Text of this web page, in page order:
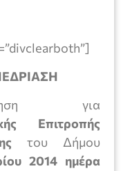
για
Επιτροπής
του Δήμου
2014 ημέρα